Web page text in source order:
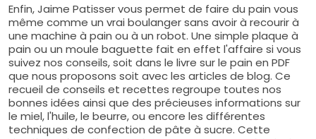
Enfin, Jaime Patisser vous permet de faire du pain vous
même comme un vrai boulanger sans avoir à recourir à
une machine à pain ou à un robot. Une simple plaque à
pain ou un moule baguette fait en effet l'affaire si vous
suivez nos conseils, soit dans le livre sur le pain en PDF
que nous proposons soit avec les articles de blog. Ce
recueil de conseils et recettes regroupe toutes nos
bonnes idées ainsi que des précieuses informations sur
le miel, l'huile, le beurre, ou encore les différentes
techniques de confection de pâte à sucre. Cette